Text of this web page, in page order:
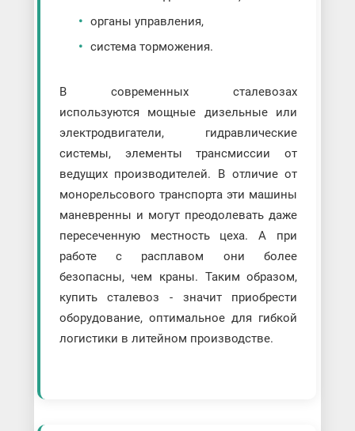
органы управления,
система торможения.
В современных сталевозах
используются мощные дизельные или
электродвигатели, гидравлические
системы, элементы трансмиссии от
ведущих производителей. В отличие от
монорельсового транспорта эти машины
маневренны и могут преодолевать даже
пересеченную местность цеха. А при
работе с расплавом они более
безопасны, чем краны. Таким образом,
купить сталевоз - значит приобрести
оборудование, оптимальное для гибкой
логистики в литейном производстве.